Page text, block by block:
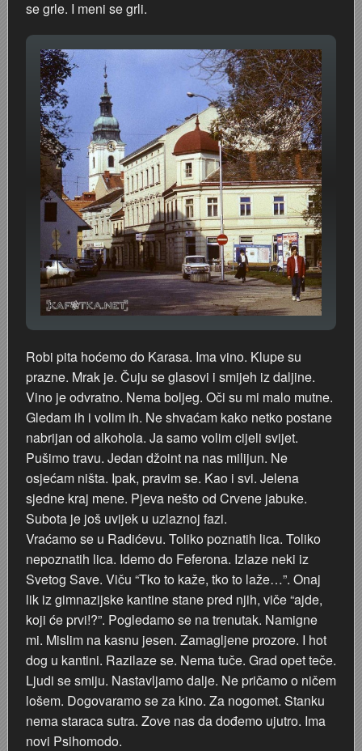
se grle. I meni se grli.
Robi pita hoćemo do Karasa. Ima vino. Klupe su
prazne. Mrak je. Čuju se glasovi i smijeh iz daljine.
Vino je odvratno. Nema boljeg. Oči su mi malo mutne.
Gledam ih i volim ih. Ne shvaćam kako netko postane
nabrijan od alkohola. Ja samo volim cijeli svijet.
Pušimo travu. Jedan džoint na nas milijun. Ne
osjećam ništa. Ipak, pravim se. Kao i svi. Jelena
sjedne kraj mene. Pjeva nešto od Crvene jabuke.
Subota je još uvijek u uzlaznoj fazi.
Vraćamo se u Radićevu. Toliko poznatih lica. Toliko
nepoznatih lica. Idemo do Feferona. Izlaze neki iz
Svetog Save. Viču “Tko to kaže, tko to laže…”. Onaj
lik iz gimnazijske kantine stane pred njih, viče “ajde,
koji će prvi!?”. Pogledamo se na trenutak. Namigne
mi. Mislim na kasnu jesen. Zamagljene prozore. I hot
dog u kantini. Razilaze se. Nema tuče. Grad opet teče.
Ljudi se smiju. Nastavljamo dalje. Ne pričamo o ničem
lošem. Dogovaramo se za kino. Za nogomet. Stanku
nema staraca sutra. Zove nas da dođemo ujutro. Ima
novi Psihomodo.